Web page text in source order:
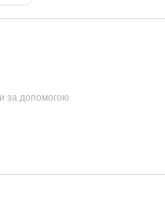
за допомогою